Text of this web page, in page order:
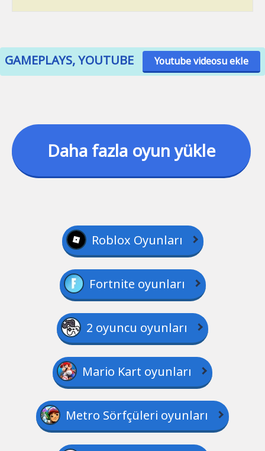
GAMEPLAYS, YOUTUBE Youtube videosu ekle
Daha fazla oyun yükle
Roblox Oyunları
Fortnite oyunları
2 oyuncu oyunları
Mario Kart oyunları
Metro Sörfçüleri oyunları